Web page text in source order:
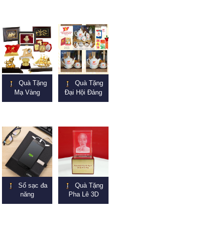
Quà Tặng
Mạ Vàng
Quà Tặng
Đại Hội Đảng
Sổ sạc đa
năng
Quà Tặng
Pha Lê 3D